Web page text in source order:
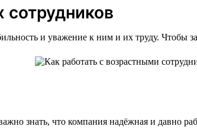
сотрудников
и уважение к ним и их труду.
знать, что компания надёжная и давно